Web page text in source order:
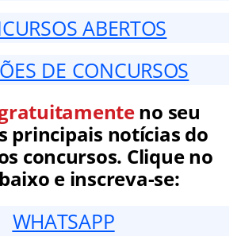
ABERTOS
DE CONCURSOS
no seu
principais notícias do
concursos. Clique no
e inscreva-se:
WHATSAPP